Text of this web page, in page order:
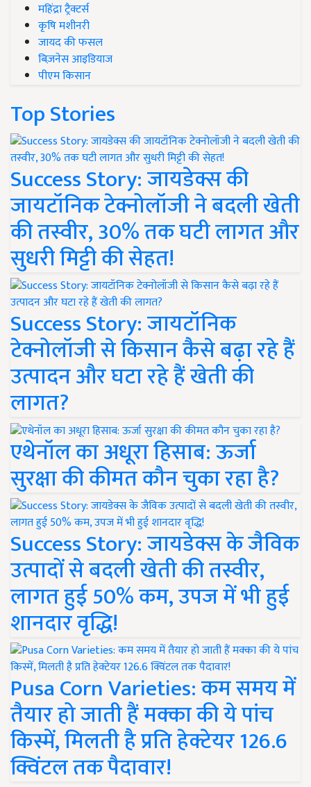
महिंद्रा ट्रैक्टर्स
कृषि मशीनरी
जायद की फसल
बिज़नेस आइडियाज
पीएम किसान
Top Stories
Success Story: जायडेक्स की
जायटॉनिक टेक्नोलॉजी ने बदली खेती
की तस्वीर, 30% तक घटी लागत और
सुधरी मिट्टी की सेहत!
Success Story: जायटॉनिक
टेक्नोलॉजी से किसान कैसे बढ़ा रहे हैं
उत्पादन और घटा रहे हैं खेती की
लागत?
एथेनॉल का अधूरा हिसाब: ऊर्जा
सुरक्षा की कीमत कौन चुका रहा है?
Success Story: जायडेक्स के जैविक
उत्पादों से बदली खेती की तस्वीर,
लागत हुई 50% कम, उपज में भी हुई
शानदार वृद्धि!
Pusa Corn Varieties: कम समय में
तैयार हो जाती हैं मक्का की ये पांच
किस्में, मिलती है प्रति हेक्टेयर 126.6
क्विंटल तक पैदावार!